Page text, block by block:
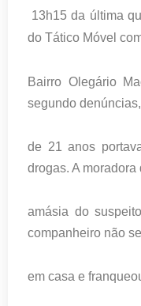
13h15 da última
do Tático Móvel
Bairro Olegário
segundo
de 21 anos
drogas. A moradora
amásia do
companheiro não
em casa e